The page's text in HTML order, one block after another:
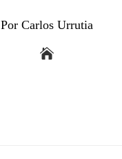
Por Carlos Urrutia